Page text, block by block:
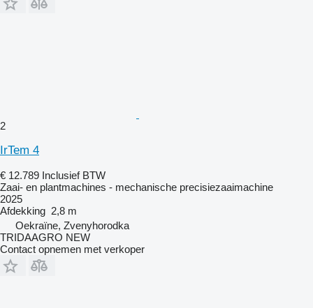
2
IrTem 4
€ 12.789 Inclusief BTW
Zaai- en plantmachines - mechanische precisiezaaimachine
2025
Afdekking 2,8 m
Oekraïne, Zvenyhorodka
TRIDAAGRO NEW
Contact opnemen met verkoper